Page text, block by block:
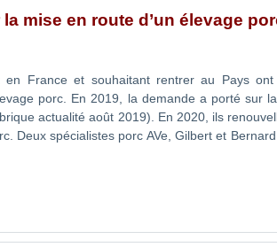
mise en route d’un élevage
en France et souhaitant rentrer au Pays
porc. En 2019, la demande a porté sur
actualité août 2019). En 2020, ils
Deux spécialistes porc AVe, Gilbert et